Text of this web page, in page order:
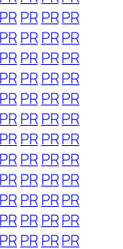
PRPR PRPR
PRPR PRPR
PRPR PRPR
PRPR PRPR
PRPR PRPR
PRPR PRPR
PRPR PRPR
PRPR PRPR
PRPR PRPR
PRPR PRPR
PRPR PRPR
PRPR PRPR